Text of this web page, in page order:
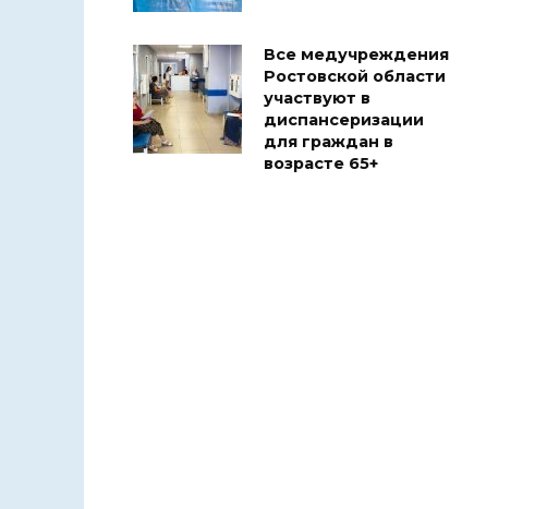
Все медучреждения
Ростовской области
участвуют в
диспансеризации
для граждан в
возрасте 65+